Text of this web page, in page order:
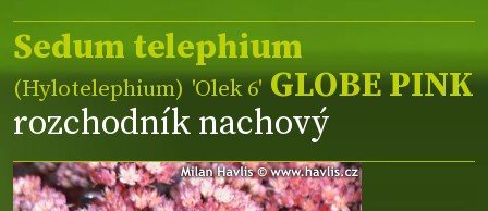
Sedum telephium
(Hylotelephium) 'Olek 6'GLOBE PINK
rozchodník nachový